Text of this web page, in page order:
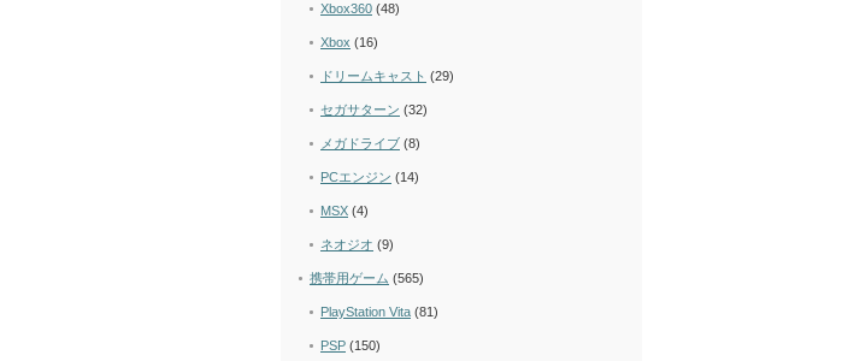
Xbox360 (48)
Xbox (16)
ドリームキャスト (29)
セガサターン (32)
メガドライブ (8)
PCエンジン (14)
MSX (4)
ネオジオ (9)
携帯用ゲーム (565)
PlayStation Vita (81)
PSP (150)